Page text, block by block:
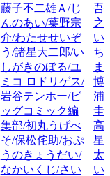
藤子不二雄Ａ/じ
んのあい/葉野宗
介/わたせせいぞ
う/諸星大二郎/い
しがきのぼる/ユ
ミコ ロドリゲス/
岩谷テンホー/ビ
ッグコミック編
集部/初丸うげべ
そ/保松侘助/おぷ
うのきょうだい/
なかいくじ/さい
吾/
之
い
ち
ま
博/
浦
圭/
高
星/
太
い